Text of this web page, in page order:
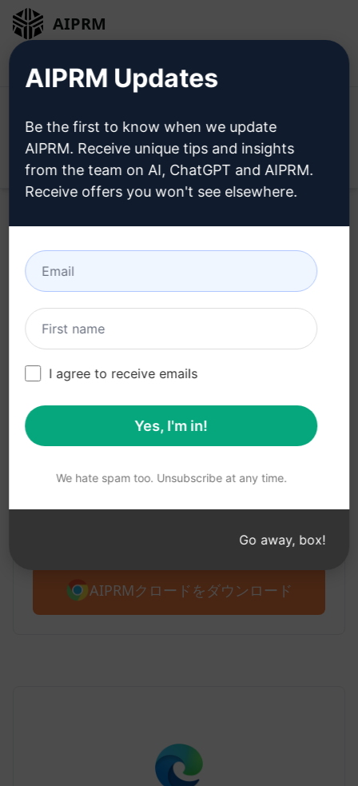
AIPRM
今すぐこの
クロード・プロン
プトを試す
ステップ1：AIPRMの無料ダウンロー
Chrome
AIPRMクロードをダウンロード
AIPRM Updates
Be the first to know when we update
AIPRM. Receive unique tips and insights
from the team on AI, ChatGPT and AIPRM.
Receive offers you won't see elsewhere.
I agree to receive emails
Yes, I'm in!
We hate spam too. Unsubscribe at any time.
Go away, box!